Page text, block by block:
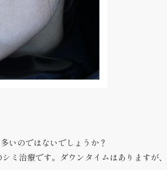
いのではないでしょうか？
ミ治療です。ダウンタイムはありますが、